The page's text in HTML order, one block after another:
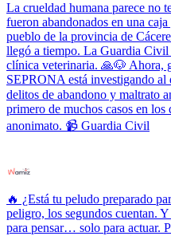
La crueldad humana parece no
fueron abandonados en una
pueblo de la provincia de
llegó a tiempo. La Guardia Civil
clínica veterinaria. 🙏🐶 Ahora,
SEPRONA está investigando al
delitos de abandono y maltrato
primero de muchos casos en
anonimato. 📹 Guardia Civil
🔥 ¿Está tu peludo preparado
peligro, los segundos cuentan.
para pensar… solo para actuar.